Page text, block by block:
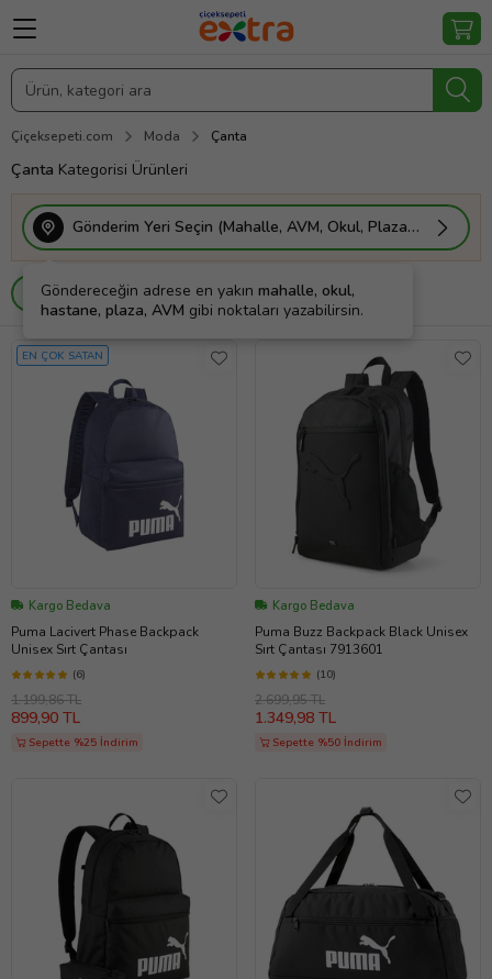
Çiçeksepeti.com Moda Çanta
Çanta Kategorisi Ürünleri
Gönderim Yeri Seçin (Mahalle, AVM, Okul, Plaza vs.)
Göndereceğin adrese en yakın mahalle, okul,
hastane, plaza, AVM gibi noktaları yazabilirsin.
Filtrele Sırala Kargo Bedava
EN ÇOK SATAN
Kargo Bedava
Puma Lacivert Phase Backpack
Unisex Sırt Çantası
(6)
1.199,86 TL
899,90 TL
Sepette %25 İndirim
Kargo Bedava
Puma Buzz Backpack Black Unisex
Sırt Çantası 7913601
(10)
2.699,95 TL
1.349,98 TL
Sepette %50 İndirim